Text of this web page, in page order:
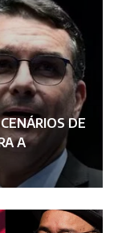
DE
A